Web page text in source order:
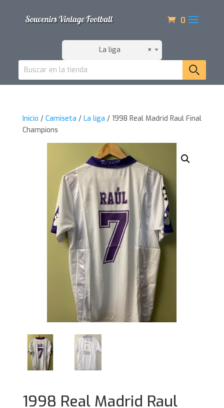
0
×
La liga
Inicio / Camiseta / La liga / 1998 Real Madrid Raul Final
Champions
1998 Real Madrid Raul